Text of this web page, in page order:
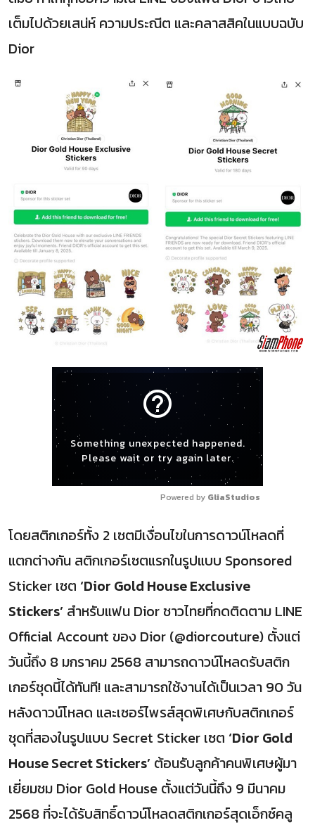
เต็มไปด้วยเสน่ห์ ความประณีต และคลาสสิคในแบบฉบับ
Dior
help_outline
Something unexpected happened.
Please wait or try again later.
Powered by GliaStudios
โดยสติกเกอร์ทั้ง 2 เซตมีเงื่อนไขในการดาวน์โหลดที่
แตกต่างกัน สติกเกอร์เซตแรกในรูปแบบ Sponsored
Sticker เซต ‘Dior Gold House Exclusive
Stickers’ สำหรับแฟน Dior ชาวไทยที่กดติดตาม LINE
Official Account ของ Dior (@diorcouture) ตั้งแต่
วันนี้ถึง 8 มกราคม 2568 สามารถดาวน์โหลดรับสติก
เกอร์ชุดนี้ได้ทันที! และสามารถใช้งานได้เป็นเวลา 90 วัน
หลังดาวน์โหลด และเซอร์ไพรส์สุดพิเศษกับสติกเกอร์
ชุดที่สองในรูปแบบ Secret Sticker เซต ‘Dior Gold
House Secret Stickers’ ต้อนรับลูกค้าคนพิเศษผู้มา
เยี่ยมชม Dior Gold House ตั้งแต่วันนี้ถึง 9 มีนาคม
2568 ที่จะได้รับสิทธิ์ดาวน์โหลดสติกเกอร์สุดเอ็กซ์คลู